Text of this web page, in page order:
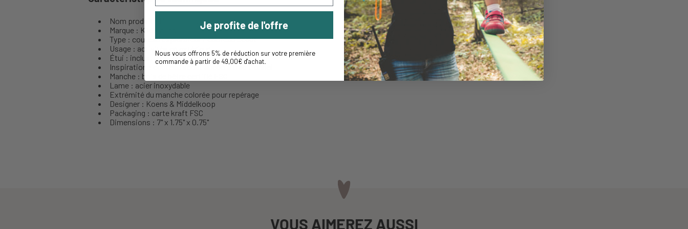
Nom produit : Huckleberry Explorer Knife
Marque : Kikkerland
Type : couteau explorateur / couteau scout
Usage : activités en extérieur
Étui : inclus, fixation ceinture ou sac
Inspiration : couteau scout suédois traditionnel
Manche : bois de hêtre certifié FSC
Lame : acier inoxydable
Extrémité du manche colorée pour repérage
Designer : Koens & Middelkoop
Packaging : carte kraft FSC
Dimensions : 7" x 1.75" x 0.75"
VOUS AIMEREZ AUSSI
Je profite de l'offre
Nous vous offrons 5% de réduction sur votre première
commande à partir de 49,00€ d'achat